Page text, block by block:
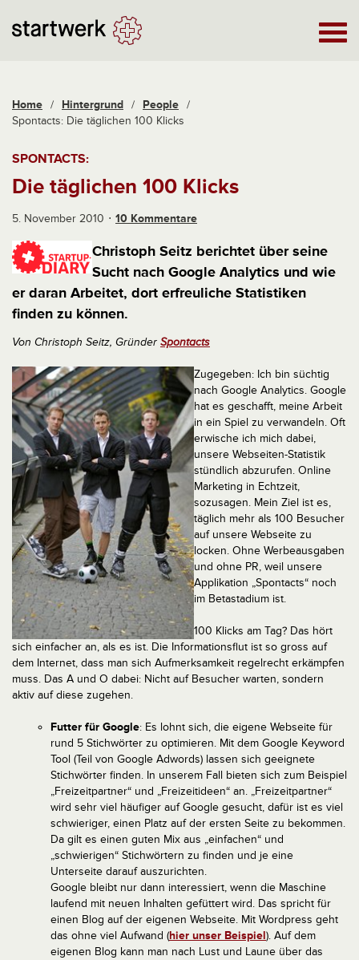
Home / Hintergrund / People /
Spontacts: Die täglichen 100 Klicks
SPONTACTS:
Die täglichen 100 Klicks
5. November 2010 10 Kommentare
Christoph Seitz berichtet über seine
Sucht nach Google Analytics und wie
er daran Arbeitet, dort erfreuliche Statistiken
finden zu können.
Von Christoph Seitz, Gründer Spontacts
Zugegeben: Ich bin süchtig
nach Google Analytics. Google
hat es geschafft, meine Arbeit
in ein Spiel zu verwandeln. Oft
erwische ich mich dabei,
unsere Webseiten-Statistik
stündlich abzurufen. Online
Marketing in Echtzeit,
sozusagen. Mein Ziel ist es,
täglich mehr als 100 Besucher
auf unsere Webseite zu
locken. Ohne Werbeausgaben
und ohne PR, weil unsere
Applikation „Spontacts“ noch
im Betastadium ist.
100 Klicks am Tag? Das hört
sich einfacher an, als es ist. Die Informationsflut ist so gross auf
dem Internet, dass man sich Aufmerksamkeit regelrecht erkämpfen
muss. Das A und O dabei: Nicht auf Besucher warten, sondern
aktiv auf diese zugehen.
Futter für Google: Es lohnt sich, die eigene Webseite für
rund 5 Stichwörter zu optimieren. Mit dem Google Keyword
Tool (Teil von Google Adwords) lassen sich geeignete
Stichwörter finden. In unserem Fall bieten sich zum Beispiel
„Freizeitpartner“ und „Freizeitideen“ an. „Freizeitpartner“
wird sehr viel häufiger auf Google gesucht, dafür ist es viel
schwieriger, einen Platz auf der ersten Seite zu bekommen.
Da gilt es einen guten Mix aus „einfachen“ und
„schwierigen“ Stichwörtern zu finden und je eine
Unterseite darauf auszurichten.
Google bleibt nur dann interessiert, wenn die Maschine
laufend mit neuen Inhalten gefüttert wird. Das spricht für
einen Blog auf der eigenen Webseite. Mit Wordpress geht
das ohne viel Aufwand (hier unser Beispiel). Auf dem
eigenen Blog kann man nach Lust und Laune über das